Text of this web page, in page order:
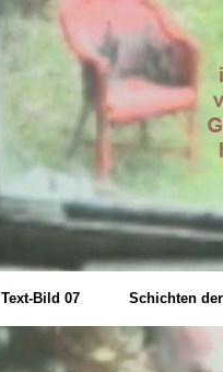
Text-Bild 07 Schichten